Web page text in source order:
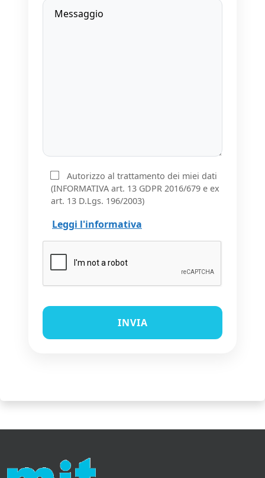
Autorizzo al trattamento dei miei dati
(INFORMATIVA art. 13 GDPR 2016/679 e ex
art. 13 D.Lgs. 196/2003)
Leggi l'informativa